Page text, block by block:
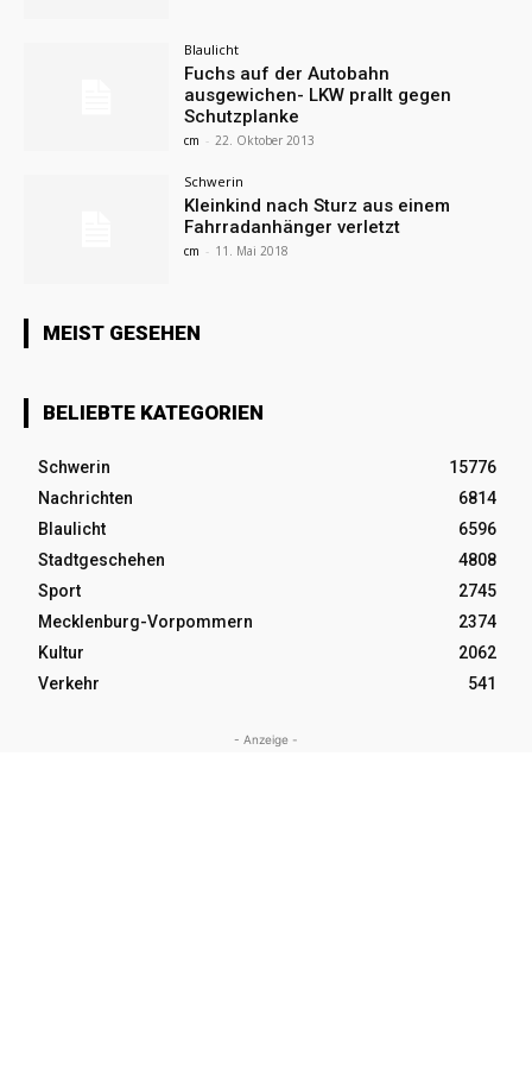
Blaulicht
Fuchs auf der Autobahn
ausgewichen- LKW prallt gegen
Schutzplanke
cm - 22. Oktober 2013
Schwerin
Kleinkind nach Sturz aus einem
Fahrradanhänger verletzt
cm - 11. Mai 2018
MEIST GESEHEN
BELIEBTE KATEGORIEN
Schwerin
15776
Nachrichten
6814
Blaulicht
6596
Stadtgeschehen
4808
Sport
2745
Mecklenburg-Vorpommern
2374
Kultur
2062
Verkehr
541
- Anzeige -